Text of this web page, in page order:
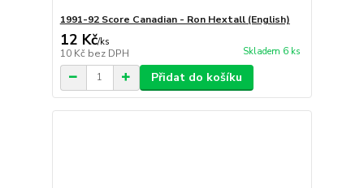
1991-92 Score Canadian - Ron Hextall (English)
12 Kč/ks
10 Kč bez DPH Skladem 6 ks
Přidat do košíku